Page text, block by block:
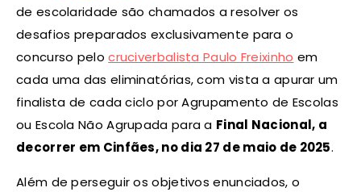
de escolaridade são chamados a resolver os
desafios preparados exclusivamente para o
concurso pelocruciverbalista Paulo Freixinho em
cada uma das eliminatórias, com vista a apurar um
finalista de cada ciclo por Agrupamento de Escolas
ou Escola Não Agrupada para a Final Nacional, a
decorrer em Cinfães, no dia 27 de maio de 2025.
Além de perseguir os objetivos enunciados, o